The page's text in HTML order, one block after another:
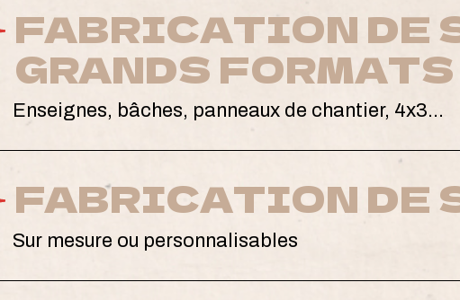
FABRICATION DE
GRANDS FORMATS
Enseignes, bâches, panneaux de chantier, 4x3…
FABRICATION DE
Sur mesure ou personnalisables